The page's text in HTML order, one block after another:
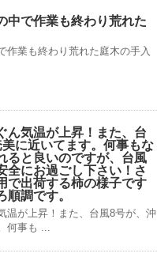
中で作業も終わり荒れた
作業も終わり荒れた庭木の手入
ん気温が上昇！また、台
に近いてます。何事もな
ると良いのですが、台風
全にお過ごし下さい！さ
で出荷する柿の様子です
順調です。
温が上昇！また、台風8号が、沖
何事も ...